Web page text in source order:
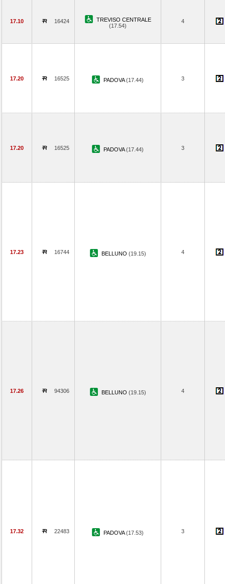
17.10 16424
TREVISO CENTRALE
(17.54)
4
17.20 16525 PADOVA(17.44) 3
17.20 16525 PADOVA(17.44) 3
17.23 16744 BELLUNO (19.15) 4
17.26 94306 BELLUNO (19.15) 4
17.32 22483 PADOVA(17.53) 3